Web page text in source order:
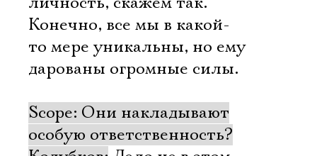
Конечно, все мы в какой-
то мере уникальны, но ему
дарованы огромные силы.
Scope: Они накладывают
особую ответственность?